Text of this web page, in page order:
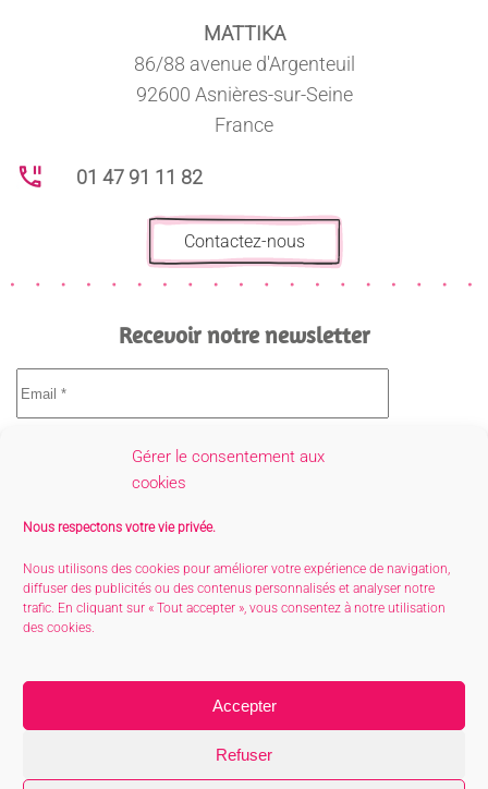
Gérer le consentement aux
cookies
Nous respectons votre vie privée.
Nous utilisons des cookies pour améliorer votre expérience de navigation,
diffuser des publicités ou des contenus personnalisés et analyser notre
trafic. En cliquant sur « Tout accepter », vous consentez à notre utilisation
des cookies.
Accepter
Refuser
MATTIKA
86/88 avenue d'Argenteuil
92600 Asnières-sur-Seine
France
01 47 91 11 82
Contactez-nous
Recevoir notre newsletter
Conditions générales de vente
Politique de confidentialité